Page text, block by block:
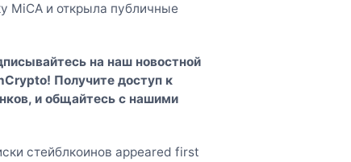
MiCA и открыла публичные
на нашновостной
! Получите доступ к
и общайтесь с нашими
стейблкоинов appeared first